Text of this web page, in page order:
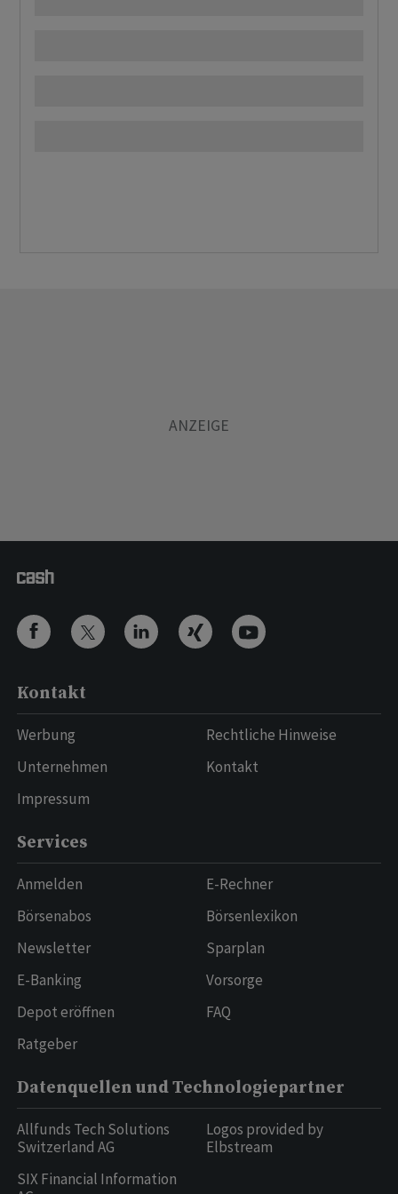
Kontakt
Werbung
Unternehmen
Impressum
Rechtliche Hinweise
Kontakt
Services
Anmelden
Börsenabos
Newsletter
E-Banking
Depot eröffnen
Ratgeber
E-Rechner
Börsenlexikon
Sparplan
Vorsorge
FAQ
Datenquellen und Technologiepartner
Allfunds Tech Solutions
Switzerland AG
SIX Financial Information
Logos provided by
Elbstream